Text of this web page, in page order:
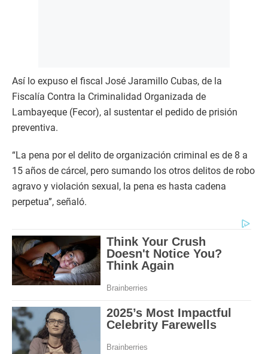
Así lo expuso el fiscal José Jaramillo Cubas, de la
Fiscalía Contra la Criminalidad Organizada de
Lambayeque (Fecor), al sustentar el pedido de prisión
preventiva.
“La pena por el delito de organización criminal es de 8 a
15 años de cárcel, pero sumando los otros delitos de robo
agravo y violación sexual, la pena es hasta cadena
perpetua”, señaló.